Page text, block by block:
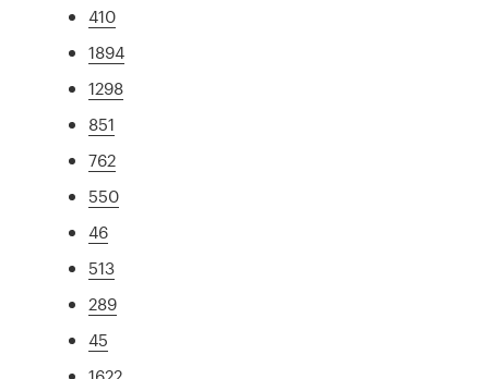
410
1894
1298
851
762
550
46
513
289
45